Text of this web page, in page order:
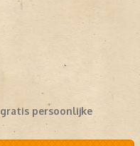
gratis persoonlijke